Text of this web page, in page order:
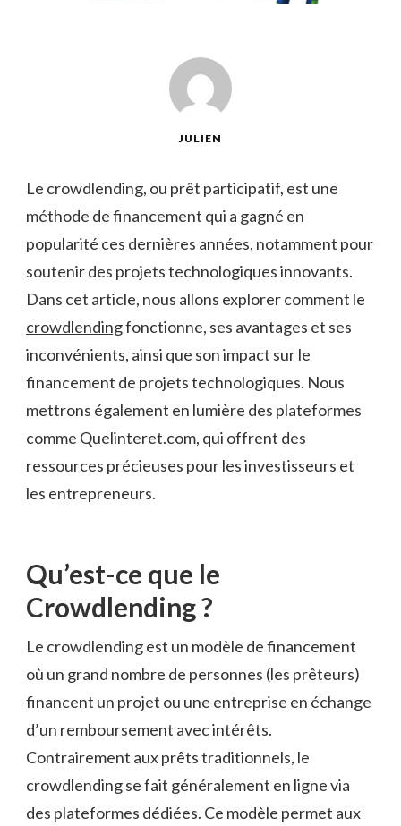
JULIEN
Le crowdlending, ou prêt participatif, est une
méthode de financement qui a gagné en
popularité ces dernières années, notamment pour
soutenir des projets technologiques innovants.
Dans cet article, nous allons explorer comment le
crowdlendingfonctionne, ses avantages et ses
inconvénients, ainsi que son impact sur le
financement de projets technologiques. Nous
mettrons également en lumière des plateformes
comme Quelinteret.com, qui offrent des
ressources précieuses pour les investisseurs et
les entrepreneurs.
Qu’est-ce que le
Crowdlending ?
Le crowdlending est un modèle de financement
où un grand nombre de personnes (les prêteurs)
financent un projet ou une entreprise en échange
d’un remboursement avec intérêts.
Contrairement aux prêts traditionnels, le
crowdlending se fait généralement en ligne via
des plateformes dédiées. Ce modèle permet aux